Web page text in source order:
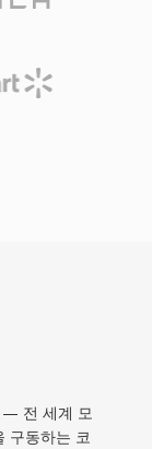
— 전 세계 모
구동하는 코